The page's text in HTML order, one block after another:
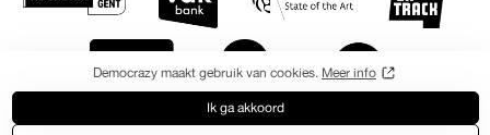
Democrazy maakt gebruik van cookies. Meer info
Ik ga akkoord